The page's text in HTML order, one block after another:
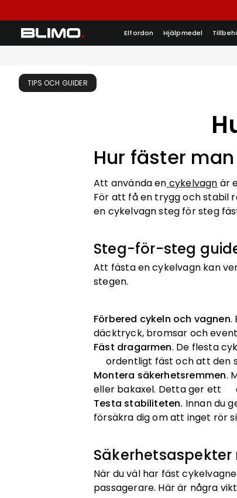
Elfordon Hjälpmedel
TIPS OCH GUIDER
Hur fäster
Att använda en cykelvagn är
För att få en trygg och stabil
en cykelvagn steg för steg
Steg-för-steg
Att fästa en cykelvagn kan
stegen.
Förbered cykeln och vagnen.
däcktryck, bromsar och
Fäst dragarmen. De flesta
ordentligt fäst och att den
Montera säkerhetsremmen.
eller bakaxel. Detta ger ett
Testa stabiliteten. Innan du
försäkra dig om att inget rör
När du väl har fäst
passagerare. Här är några